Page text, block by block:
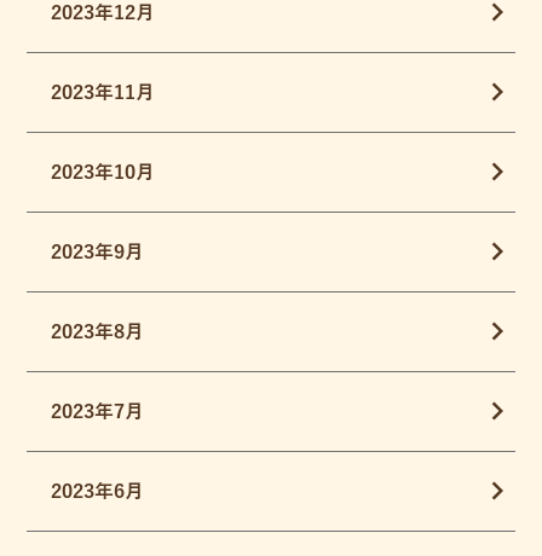
2023年12月
2023年11月
2023年10月
2023年9月
2023年8月
2023年7月
2023年6月